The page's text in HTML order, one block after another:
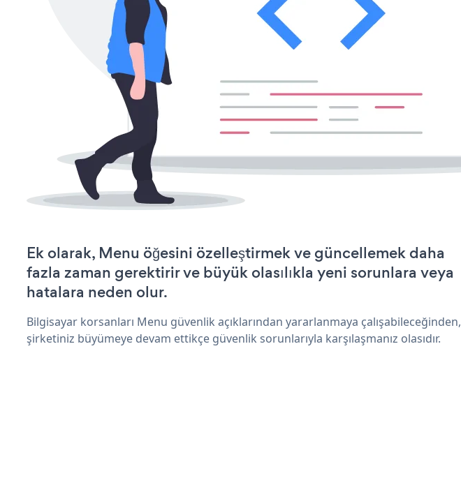
Ek olarak, Menu öğesini özelleştirmek ve güncellemek daha
fazla zaman gerektirir ve büyük olasılıkla yeni sorunlara veya
hatalara neden olur.
Bilgisayar korsanları Menu güvenlik açıklarından yararlanmaya çalışabileceğinden,
şirketiniz büyümeye devam ettikçe güvenlik sorunlarıyla karşılaşmanız olasıdır.